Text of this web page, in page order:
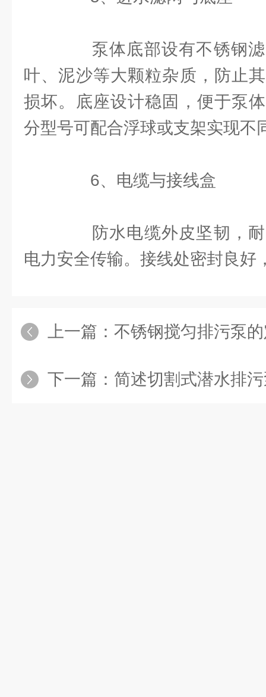
泵体底部设有不锈钢滤
叶、泥沙等大颗粒杂质，防止
损坏。底座设计稳固，便于泵
分型号可配合浮球或支架实现不
6、电缆与接线盒
防水电缆外皮坚韧，耐
电力安全传输。接线处密封良好
上一篇： 不锈钢搅匀排污泵的
下一篇： 简述切割式潜水排